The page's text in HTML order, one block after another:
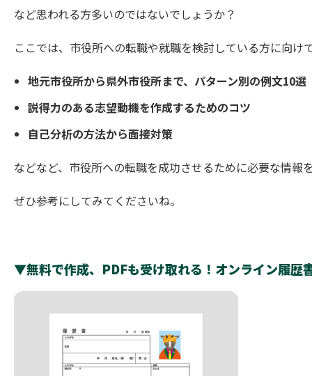
など思われる方多いのではないでしょうか？
ここでは、市役所への転職や就職を検討している方に向け
地元市役所から県外市役所まで、パターン別の例文10選
説得力のある志望動機を作成するためのコツ
自己分析の方法から面接対策
などなど、市役所への転職を成功させるために必要な情報
ぜひ参考にしてみてくださいね。
▼無料で作成、PDFも受け取れる！オンライン履